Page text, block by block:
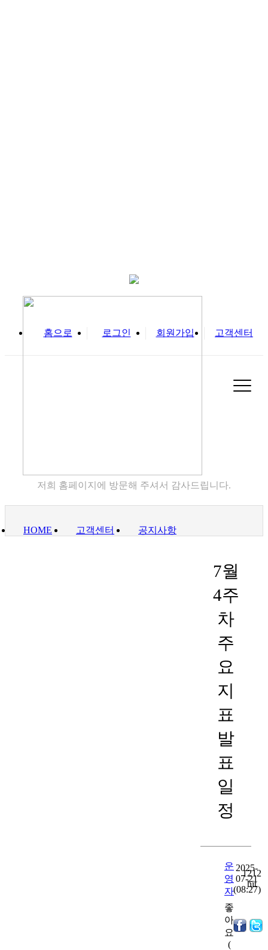
홈으로 로그인 회원가입 고객센터
저희 홈페이지에 방문해 주셔서 감사드립니다.
HOME 고객센터 공지사항
7월
4주
차
주
요
지
표
발
표
일
정
운
영
자
2025-
07-21
(08:27)
1212
hit
좋
아
요
(
0 )